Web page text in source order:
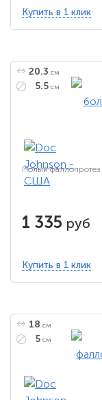
Купить в 1 клик
20.3 см
5.5 см
Полый
1 335 руб
Купить в 1 клик
18 см
5 см